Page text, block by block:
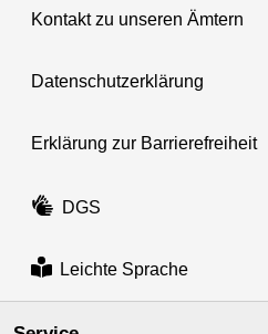
Kontakt zu unseren Ämtern
Datenschutzerklärung
Erklärung zur Barrierefreiheit
DGS
Leichte Sprache